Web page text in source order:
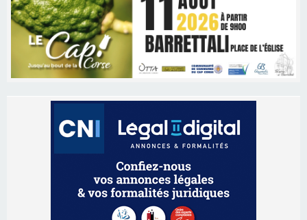
Les brèves
Biguglia : messe de la Sainte-Marie et
procession le 14 août